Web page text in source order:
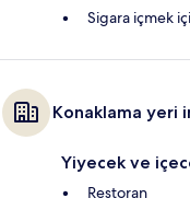
Sigara içmek
Konaklama yeri
Yiyecek ve
Restoran